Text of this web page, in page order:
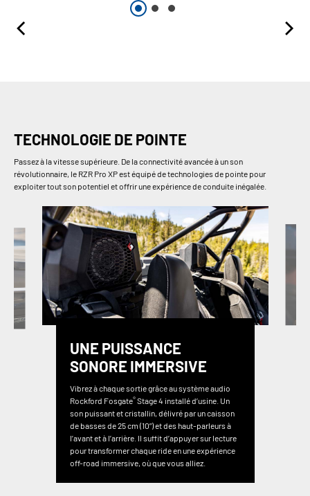
TECHNOLOGIE DE POINTE
Passez à la vitesse supérieure. De la connectivité avancée à un son
révolutionnaire, le RZR Pro XP est équipé de technologies de pointe pour
exploiter tout son potentiel et offrir une expérience de conduite inégalée.
UNE PUISSANCE
SONORE IMMERSIVE
Vibrez à chaque sortie grâce au système audio
Rockford Fosgate®Stage 4 installé d’usine. Un
son puissant et cristallin, délivré par un caisson
de basses de 25 cm (10”) et des haut-parleurs à
l’avant et à l’arrière. Il suffit d’appuyer sur lecture
pour transformer chaque ride en une expérience
off-road immersive, où que vous alliez.